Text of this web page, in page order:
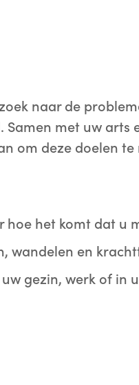
naar de
met uw arts
om deze doelen te
hoe het komt dat u
wandelen en
gezin, werk of in